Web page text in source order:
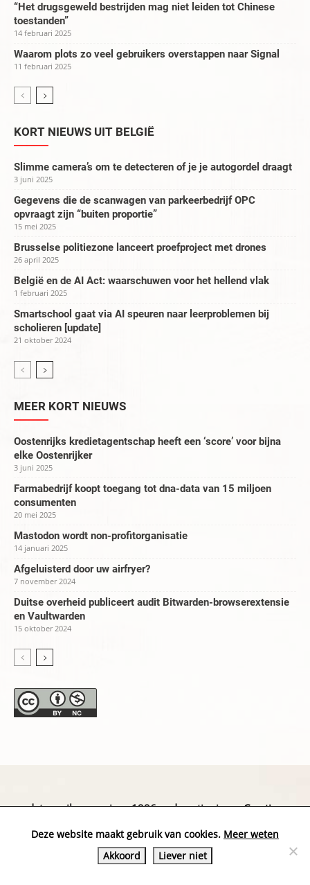
“Het drugsgeweld bestrijden mag niet leiden tot Chinese
toestanden”
14 februari 2025
Waarom plots zo veel gebruikers overstappen naar Signal
11 februari 2025
KORT NIEUWS UIT BELGIË
Slimme camera’s om te detecteren of je je autogordel draagt
3 juni 2025
Gegevens die de scanwagen van parkeerbedrijf OPC
opvraagt zijn “buiten proportie”
15 mei 2025
Brusselse politiezone lanceert proefproject met drones
26 april 2025
België en de AI Act: waarschuwen voor het hellend vlak
1 februari 2025
Smartschool gaat via AI speuren naar leerproblemen bij
scholieren [update]
21 oktober 2024
MEER KORT NIEUWS
Oostenrijks kredietagentschap heeft een ‘score’ voor bijna
elke Oostenrijker
3 juni 2025
Farmabedrijf koopt toegang tot dna-data van 15 miljoen
consumenten
20 mei 2025
Mastodon wordt non-profitorganisatie
14 januari 2025
Afgeluisterd door uw airfryer?
7 november 2024
Duitse overheid publiceert audit Bitwarden-browserextensie
en Vaultwarden
15 oktober 2024
datapanik.org – since 1996 and continuing »Creative
Website by Exterwerk — Logo + graphics by
Deze website maakt gebruik van cookies. Meer weten
Akkoord
Liever niet